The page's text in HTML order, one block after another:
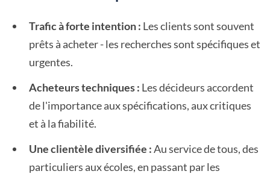
Trafic à forte intention : Les clients sont souvent
prêts à acheter - les recherches sont spécifiques et
urgentes.
Acheteurs techniques : Les décideurs accordent
de l'importance aux spécifications, aux critiques
et à la fiabilité.
Une clientèle diversifiée :Au service de tous, des
particuliers aux écoles, en passant par les